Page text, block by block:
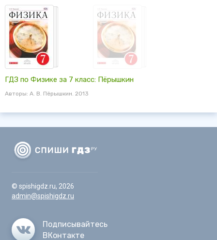
ГДЗ по Физике за 7 класс: Пёрышкин
Авторы: А. В. Пёрышкин. 2013
© spishigdz.ru, 2026
admin@spishigdz.ru
Подписывайтесь
ВКонтакте